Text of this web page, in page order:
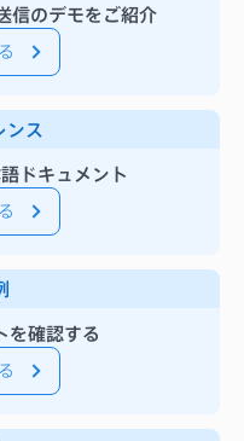
信のデモをご紹介
ンス
ドキュメント
を確認する